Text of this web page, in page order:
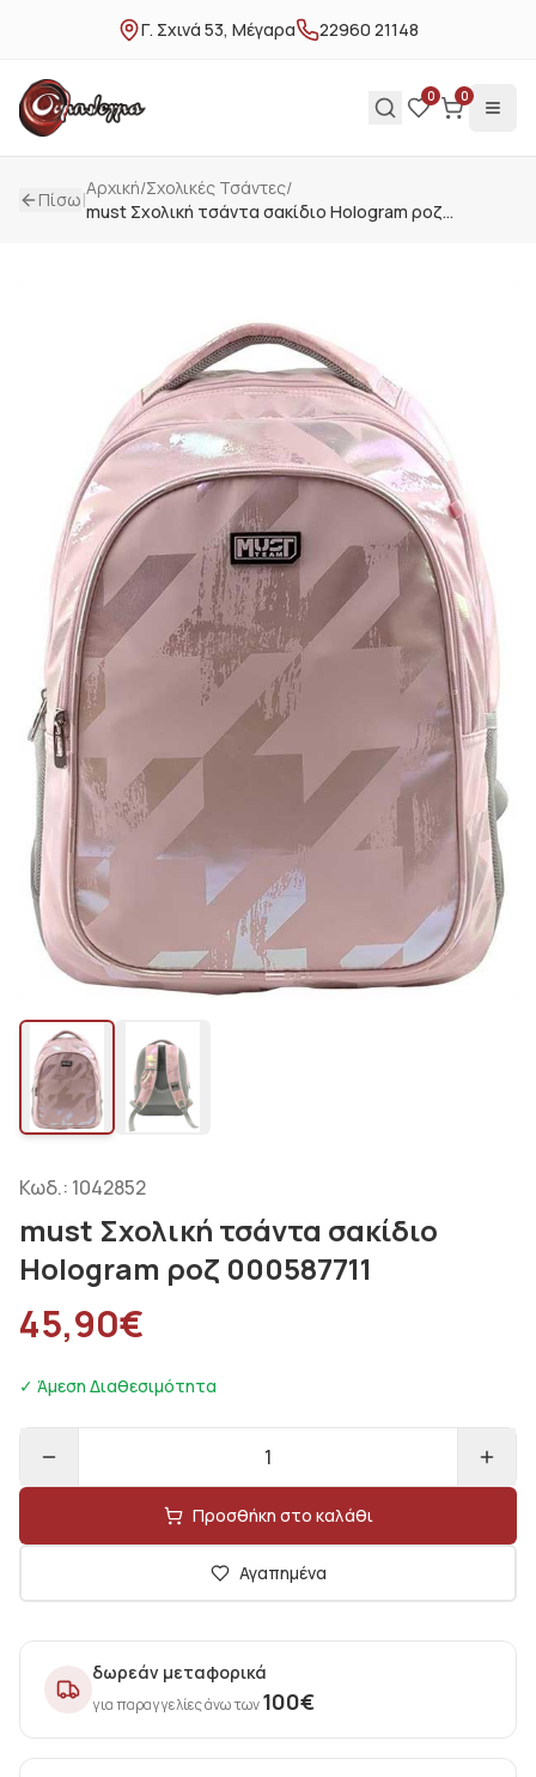
Γ. Σχινά 53, Μέγαρα 22960 21148
0 0
Πίσω|Αρχική/Σχολικές Τσάντες/
must Σχολική τσάντα σακίδιο Hologram ροζ
Κωδ.: 1042852
must Σχολική τσάντα σακίδιο
Hologram ροζ 000587711
45,90€
✓ Άμεση Διαθεσιμότητα
1
Προσθήκη στο καλάθι
Αγαπημένα
δωρεάν μεταφορικά
για παραγγελίες άνω των100€